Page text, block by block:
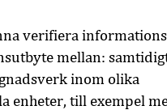
verifiera
mellan:
inom olika
enheter, till exempel